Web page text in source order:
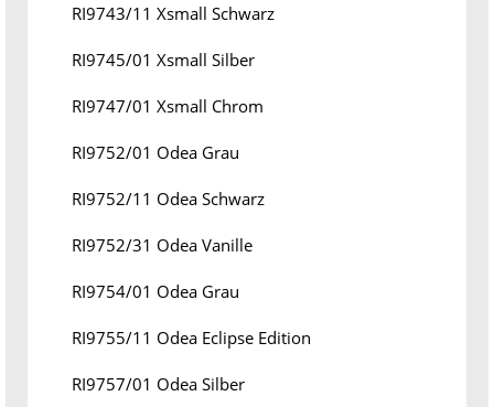
RI9743/11 Xsmall Schwarz
RI9745/01 Xsmall Silber
RI9747/01 Xsmall Chrom
RI9752/01 Odea Grau
RI9752/11 Odea Schwarz
RI9752/31 Odea Vanille
RI9754/01 Odea Grau
RI9755/11 Odea Eclipse Edition
RI9757/01 Odea Silber